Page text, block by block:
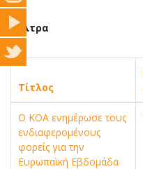
Φίλτρα
Τίτλος
Ο ΚΟΑ ενημέρωσε τους
ενδιαφερομένους
φορείς για την
Ευρωπαϊκή Εβδομάδα